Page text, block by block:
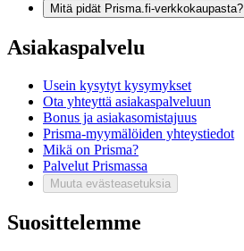
Mitä pidät Prisma.fi-verkkokaupasta?
Asiakaspalvelu
Usein kysytyt kysymykset
Ota yhteyttä asiakaspalveluun
Bonus ja asiakasomistajuus
Prisma-myymälöiden yhteystiedot
Mikä on Prisma?
Palvelut Prismassa
Muuta evästeasetuksia
Suosittelemme